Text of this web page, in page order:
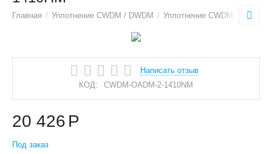
Главная / Уплотнение CWDM / DWDM / Уплотнение CWDM
Написать отзыв
КОД:
CWDM-OADM-2-1410NM
20 426 Р
Под заказ